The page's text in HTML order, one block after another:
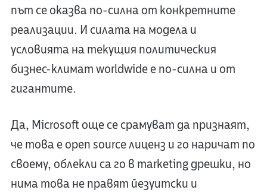
път се оказва по-силна от конкретните
реализации. И силата на модела и
условията на текущия политическия
бизнес-климат worldwide е по-силна и от
гигантите.
Да, Microsoft още се срамуват да признаят,
че това е open source лиценз и го наричат по
своему, облекли са го в marketing дрешки, но
нима това не правят йезуитски и